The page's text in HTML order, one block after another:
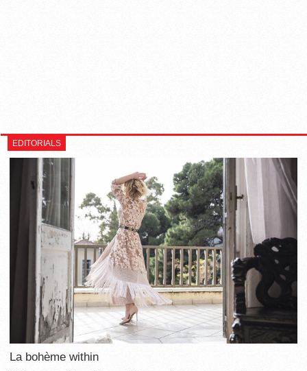
EDITORIALS
La bohème within